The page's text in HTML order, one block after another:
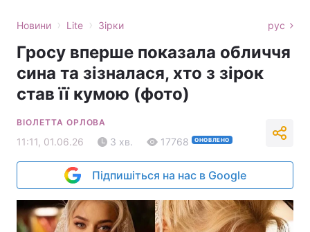
Новини › Lite › Зірки рус
Гросу вперше показала обличчя
сина та зізналася, хто з зірок
став її кумою (фото)
ВІОЛЕТТА ОРЛОВА
11:11, 01.06.26 3 хв. 17768 ОНОВЛЕНО
Підпишіться на нас в Google